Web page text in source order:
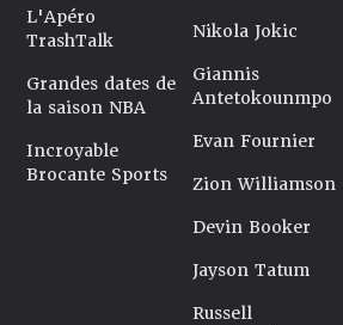
L'Apéro
TrashTalk
Grandes dates de
la saison NBA
Incroyable
Brocante Sports
Nikola Jokic
Giannis
Antetokounmpo
Evan Fournier
Zion Williamson
Devin Booker
Jayson Tatum
Russell